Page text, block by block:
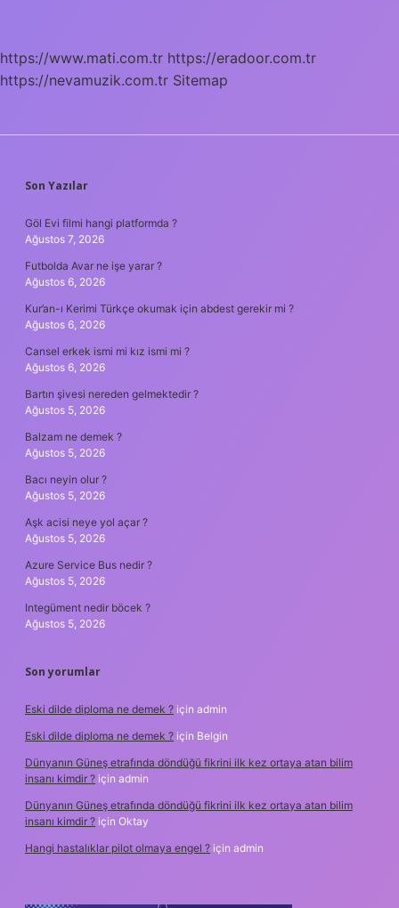
kullanılır
?
https://www.mati.com.tr https://eradoor.com.tr
https://nevamuzik.com.tr Sitemap
SIDEBAR
Son Yazılar
Göl Evi filmi hangi platformda ?
Ağustos 7, 2026
Futbolda Avar ne işe yarar ?
Ağustos 6, 2026
Kur’an-ı Kerimi Türkçe okumak için abdest gerekir mi ?
Ağustos 6, 2026
Cansel erkek ismi mi kız ismi mi ?
Ağustos 6, 2026
Bartın şivesi nereden gelmektedir ?
Ağustos 5, 2026
Balzam ne demek ?
Ağustos 5, 2026
Bacı neyin olur ?
Ağustos 5, 2026
Aşk acisi neye yol açar ?
Ağustos 5, 2026
Azure Service Bus nedir ?
Ağustos 5, 2026
Integüment nedir böcek ?
Ağustos 5, 2026
Son yorumlar
Eski dilde diploma ne demek ? için admin
Eski dilde diploma ne demek ? için Belgin
Dünyanın Güneş etrafında döndüğü fikrini ilk kez ortaya atan bilim
insanı kimdir ? için admin
Dünyanın Güneş etrafında döndüğü fikrini ilk kez ortaya atan bilim
insanı kimdir ? için Oktay
Hangi hastalıklar pilot olmaya engel ? için admin